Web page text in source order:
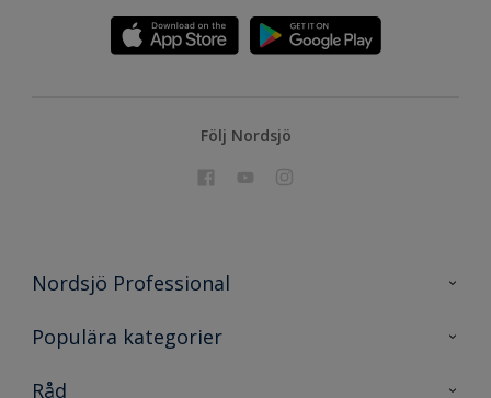
Följ Nordsjö
Nordsjö Professional
Kontakta oss
Populära kategorier
Nordsjö
Råd